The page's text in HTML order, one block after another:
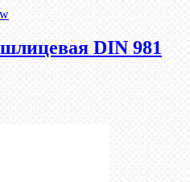
DIN 981